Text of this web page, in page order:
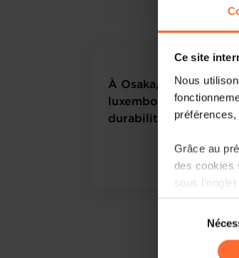
Ce site
Nous
Grâce au
des cookies
sous
Il est
sociaux,
cas de
consentement
À Osaka, le pavillon
luxembourgeois
durabilité